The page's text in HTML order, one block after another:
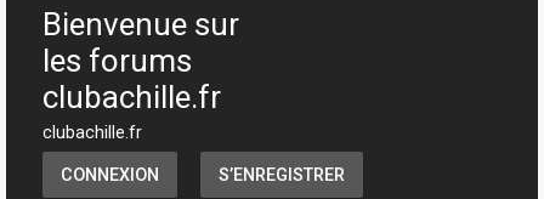
Bienvenue sur
les forums
clubachille.fr
clubachille.fr
CONNEXION S’ENREGISTRER